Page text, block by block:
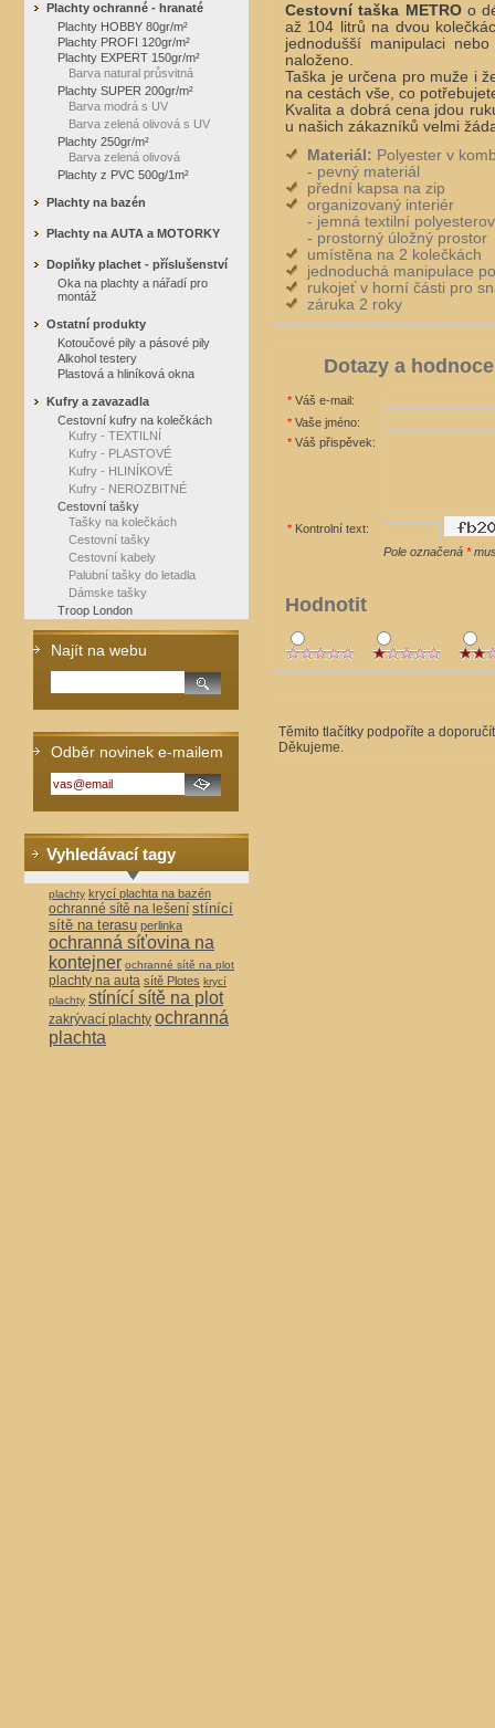
Cestovní taška METROo
až 104 litrů na dvou
jednodušší manipulaci
naloženo.
Taška je určena pro muže i
na cestách vše, co
Kvalita a dobrá cena jdou
u našich zákazníků velmi
Materiál: Polyester v
- pevný materiál
přední kapsa na zip
organizovaný interiér
- jemná textilní
- prostorný úložný prostor
umístěna na 2 kolečkách
jednoduchá manipulace
rukojeť v horní části pro
záruka 2 roky
Dotazy a
* Váš e-mail:
* Vaše jméno:
* Váš přispěvek:
* Kontrolní text:
Pole označená *
Hodnotit
Těmito tlačítky podpoříte a
Děkujeme.
Plachty ochranné - hranaté
Plachty HOBBY 80gr/m²
Plachty PROFI 120gr/m²
Plachty EXPERT 150gr/m²
Barva natural průsvitná
Plachty SUPER 200gr/m²
Barva modrá s UV
Barva zelená olivová s UV
Plachty 250gr/m²
Barva zelená olivová
Plachty z PVC 500g/1m²
Plachty na bazén
Plachty na AUTA a MOTORKY
Doplňky plachet - příslušenství
Oka na plachty a nářadí pro
montáž
Ostatní produkty
Kotoučové pily a pásové pily
Alkohol testery
Plastová a hliníková okna
Kufry a zavazadla
Cestovní kufry na kolečkách
Kufry - TEXTILNÍ
Kufry - PLASTOVÉ
Kufry - HLINÍKOVÉ
Kufry - NEROZBITNÉ
Cestovní tašky
Tašky na kolečkách
Cestovní tašky
Cestovní kabely
Palubní tašky do letadla
Dámske tašky
Troop London
Najít na webu
Odběr novinek e-mailem
Vyhledávací tagy
plachty krycí plachta na bazén
ochranné sítě na lešení stínící
sítě na terasu perlinka
ochranná síťovina na
kontejner ochranné sítě na plot
plachty na auta sítě Plotes krycí
plachty stínící sítě na plot
zakrývací plachty ochranná
plachta